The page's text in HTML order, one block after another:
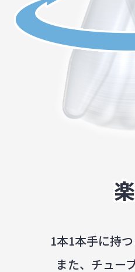
1本1本手に持
また、チュー